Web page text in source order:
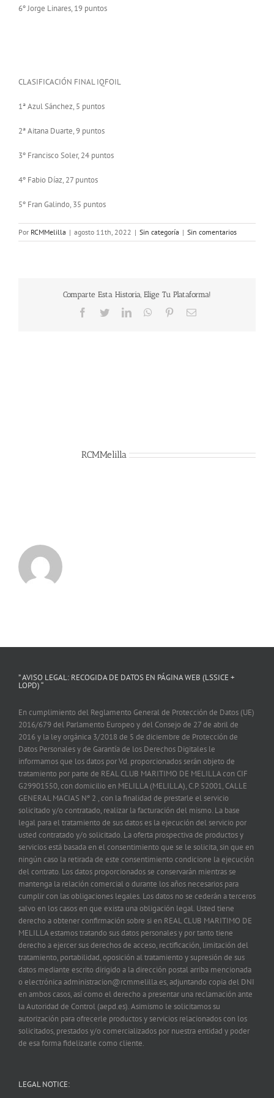
6º Jorge Linares, 19 puntos
CLASIFICACIÓN FINAL IQFOIL
1ª Azul Sánchez, 5 puntos
2ª Aitana Duarte, 9 puntos
3º Francisco Soler, 24 puntos
4º Fabio Díaz, 27 puntos
5º Fran Galindo, 35 puntos
Por RCMMelilla | agosto 11th, 2022 | Sin categoría | Sin comentarios
Comparte Esta Historia, Elige Tu Plataforma!
Facebook
TwitterLinkedInWhatsApp
PinterestCorreo
RCMMelilla
” AVISO LEGAL: RECOGIDA DE DATOS EN PÁGINA WEB (LSSICE +
LOPD) “
En cumplimiento del Reglamento General de Protección de Datos (UE)
2016/679 del Parlamento Europeo y del Consejo de 27 de abril de
2016 y la ley orgánica 3/2018 de 5 de diciembre de Protección de
Datos Personales y de Garantía de los Derechos Digitales le
informamos que los datos por Vd. proporcionados serán objeto de
tratamiento por parte de REAL CLUB MARITIMO DE MELILLA con CIF
G29901550, con domicilio en MELILLA (MELILLA), C.P. 52001, CALLE
GENERAL MACIAS Nº 2 , con la finalidad de prestarle el servicio
solicitado y/o contratado, realizar la facturación del mismo. La base
legal para el tratamiento de sus datos es la ejecución del servicio por
usted contratado y/o solicitado. La oferta prospectiva de productos y
servicios está basada en el consentimiento que se le solicita, sin que en
ningún caso la retirada de este consentimiento condicione la ejecución
del contrato. Los datos proporcionados se conservarán mientras se
mantenga la relación comercial o durante los años necesarios para
cumplir con las obligaciones legales. Los datos no se cederán a terceros
salvo en los casos en que exista una obligación legal. Usted tiene
derecho a obtener confirmación sobre si en REAL CLUB MARITIMO DE
MELILLA estamos tratando sus datos personales y por tanto tiene
derecho a ejercer sus derechos de acceso, rectificación, limitación del
tratamiento, portabilidad, oposición al tratamiento y supresión de sus
datos mediante escrito dirigido a la dirección postal arriba mencionada
o electrónica administracion@rcmmelilla.es, adjuntando copia del DNI
en ambos casos, así como el derecho a presentar una reclamación ante
la Autoridad de Control (aepd.es). Asimismo le solicitamos su
autorización para ofrecerle productos y servicios relacionados con los
solicitados, prestados y/o comercializados por nuestra entidad y poder
de esa forma fidelizarle como cliente.
LEGAL NOTICE: